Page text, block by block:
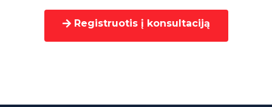
Registruotis į konsultaciją